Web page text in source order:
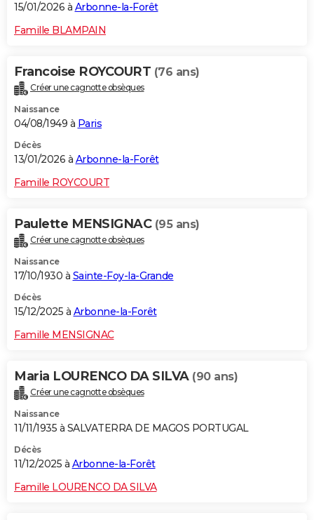
15/01/2026 à Arbonne-la-Forêt
Famille BLAMPAIN
Francoise ROYCOURT (76 ans)
Créer une cagnotte obsèques
Naissance
04/08/1949 à Paris
Décès
13/01/2026 à Arbonne-la-Forêt
Famille ROYCOURT
Paulette MENSIGNAC (95 ans)
Créer une cagnotte obsèques
Naissance
17/10/1930 à Sainte-Foy-la-Grande
Décès
15/12/2025 à Arbonne-la-Forêt
Famille MENSIGNAC
Maria LOURENCO DA SILVA (90 ans)
Créer une cagnotte obsèques
Naissance
11/11/1935 à SALVATERRA DE MAGOS PORTUGAL
Décès
11/12/2025 à Arbonne-la-Forêt
Famille LOURENCO DA SILVA